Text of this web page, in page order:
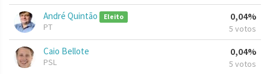
André Quintão Eleito
PT
0,04%
5 votos
Caio Bellote
PSL
0,04%
5 votos